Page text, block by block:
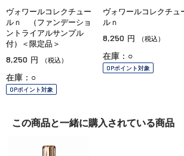
ヴォワールコレクチュー
ルｎ （ファンデーショ
ントライアルサンプル
付）＜限定品＞
8,250 円 （税込）
在庫：○
OPポイント対象
ヴォワールコレクチュ
ルｎ
8,250 円 （税込）
在庫：○
OPポイント対象
この商品と一緒に購入されている商品